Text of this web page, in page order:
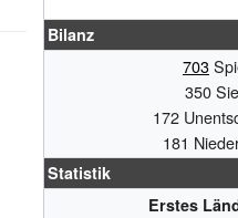
Bilanz
703
350
172
181
Statistik
Erstes